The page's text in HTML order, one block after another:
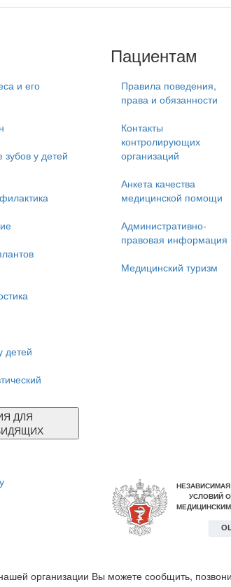
и его
у детей
детей
ДЛЯ
Пациентам
Правила поведения,
права и обязанности
Контакты
контролирующих
организаций
Анкета качества
медицинской помощи
Административно-
правовая информация
Медицинский туризм
организации Вы можете сообщить,